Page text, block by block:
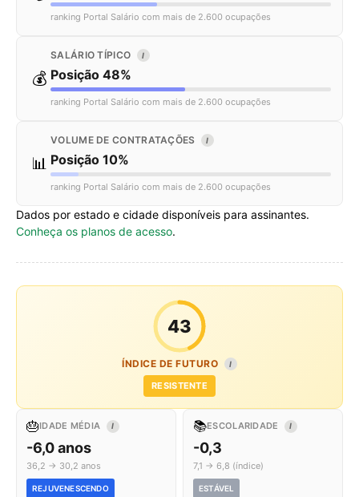
ranking Portal Salário com mais de 2.600 ocupações
💰
SALÁRIO TÍPICO I
Posição 48%
ranking Portal Salário com mais de 2.600 ocupações
📊
VOLUME DE CONTRATAÇÕES I
Posição 10%
ranking Portal Salário com mais de 2.600 ocupações
Dados por estado e cidade disponíveis para assinantes.
Conheça os planos de acesso.
43
ÍNDICE DE FUTURO I
RESISTENTE
🎂IDADE MÉDIA I
-6,0 anos
36,2 → 30,2 anos
REJUVENESCENDO
📚ESCOLARIDADE I
-0,3
7,1 → 6,8 (índice)
ESTÁVEL